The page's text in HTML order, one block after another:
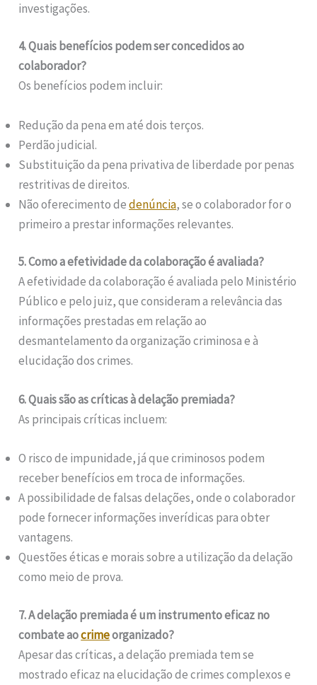
investigações.
4. Quais benefícios podem ser concedidos ao
colaborador?
Os benefícios podem incluir:
Redução da pena em até dois terços.
Perdão judicial.
Substituição da pena privativa de liberdade por penas
restritivas de direitos.
Não oferecimento dedenúncia, se o colaborador for o
primeiro a prestar informações relevantes.
5. Como a efetividade da colaboração é avaliada?
A efetividade da colaboração é avaliada pelo Ministério
Público e pelo juiz, que consideram a relevância das
informações prestadas em relação ao
desmantelamento da organização criminosa e à
elucidação dos crimes.
6. Quais são as críticas à delação premiada?
As principais críticas incluem:
O risco de impunidade, já que criminosos podem
receber benefícios em troca de informações.
A possibilidade de falsas delações, onde o colaborador
pode fornecer informações inverídicas para obter
vantagens.
Questões éticas e morais sobre a utilização da delação
como meio de prova.
7. A delação premiada é um instrumento eficaz no
combate aocrimeorganizado?
Apesar das críticas, a delação premiada tem se
mostrado eficaz na elucidação de crimes complexos e